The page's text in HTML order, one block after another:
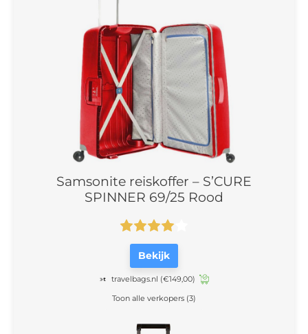
Samsonite reiskoffer – S’CURE
SPINNER 69/25 Rood
Bekijk
travelbags.nl (€149,00)
Toon alle verkopers (3)